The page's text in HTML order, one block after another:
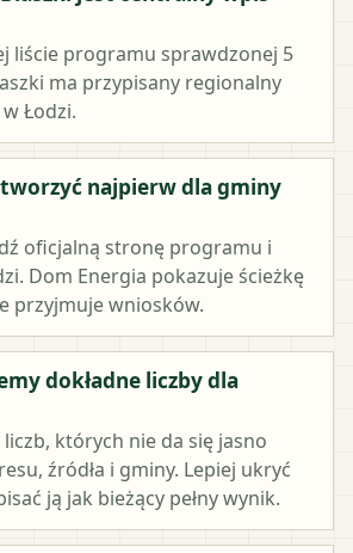
liście programu sprawdzonej 5
ma przypisany regionalny
w Łodzi.
najpierw dla gminy
oficjalną stronę programu i
Dom Energia pokazuje ścieżkę
przyjmuje wniosków.
dokładne liczby dla
których nie da się jasno
źródła i gminy. Lepiej ukryć
ją jak bieżący pełny wynik.